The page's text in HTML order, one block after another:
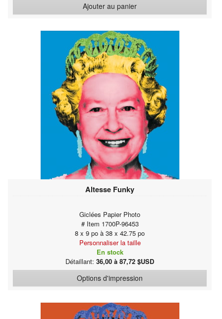
Ajouter au panier
Altesse Funky
Giclées Papier Photo
# Item 1700P-96453
8 x 9 po à 38 x 42.75 po
Personnaliser la taille
En stock
Détaillant: 36,00 à 87,72 $USD
Options d'impression